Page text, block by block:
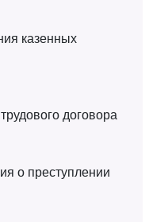
казенных
договора
о преступлении